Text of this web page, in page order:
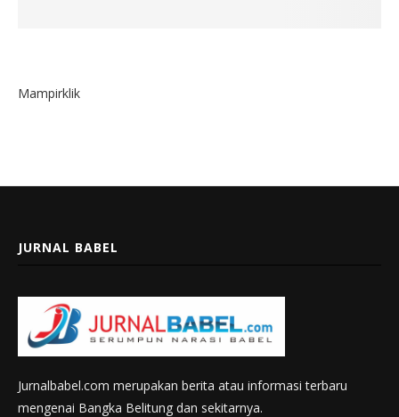
Mampirklik
JURNAL BABEL
Jurnalbabel.com merupakan berita atau informasi terbaru
mengenai Bangka Belitung dan sekitarnya.